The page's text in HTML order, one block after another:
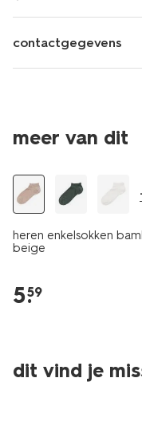
contactgegevens
meer van dit
2+1 gratis
heren enkelsokken
beige
5.
59
dit vind je
5 paar